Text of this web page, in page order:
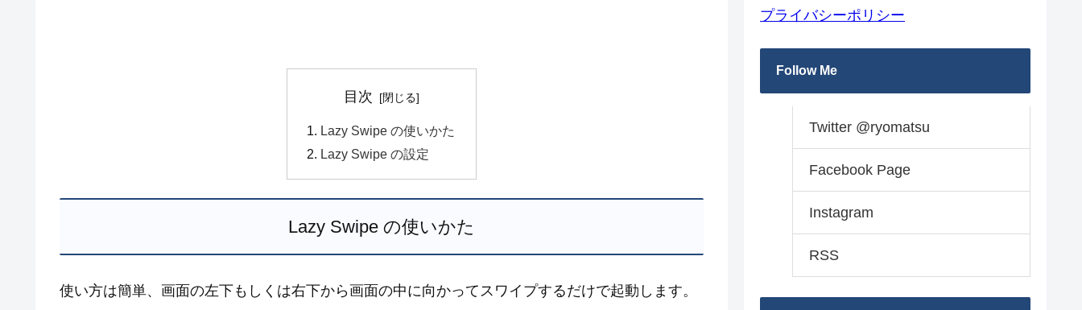
目次
Lazy Swipe の使いかた
Lazy Swipe の設定
Lazy Swipe の使いかた
使い方は簡単、画面の左下もしくは右下から画面の中に向かってスワイプするだけで起動します。
プライバシーポリシー
Follow Me
Twitter @ryomatsu
Facebook Page
Instagram
RSS